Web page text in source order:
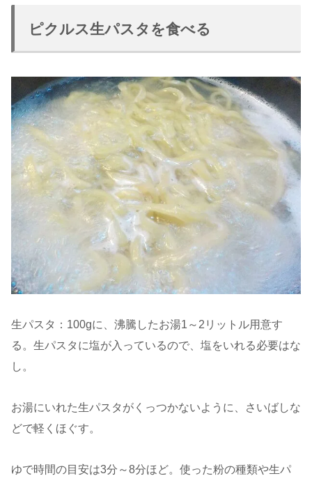
ピクルス生パスタを食べる
生パスタ：100gに、沸騰したお湯1～2リットル用意す
る。生パスタに塩が入っているので、塩をいれる必要はな
し。
お湯にいれた生パスタがくっつかないように、さいばしな
どで軽くほぐす。
ゆで時間の目安は3分～8分ほど。使った粉の種類や生パ